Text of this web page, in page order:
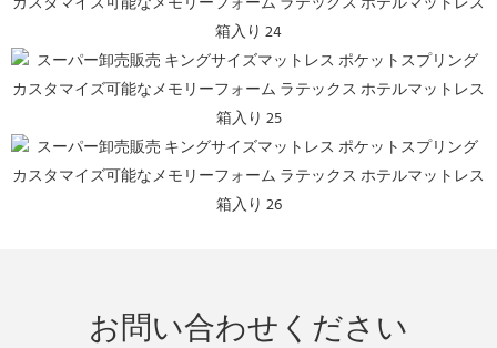
お問い合わせください